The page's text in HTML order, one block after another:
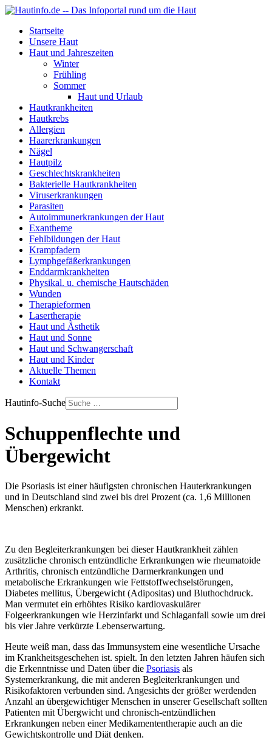
Startseite
Unsere Haut
Haut und Jahreszeiten
Winter
Frühling
Sommer
Haut und Urlaub
Hautkrankheiten
Hautkrebs
Allergien
Haarerkrankungen
Nägel
Hautpilz
Geschlechtskrankheiten
Bakterielle Hautkrankheiten
Viruserkrankungen
Parasiten
Autoimmunerkrankungen der Haut
Exantheme
Fehlbildungen der Haut
Krampfadern
Lymphgefäßerkrankungen
Enddarmkrankheiten
Physikal. u. chemische Hautschäden
Wunden
Therapieformen
Lasertherapie
Haut und Ästhetik
Haut und Sonne
Haut und Schwangerschaft
Haut und Kinder
Aktuelle Themen
Kontakt
Hautinfo-Suche
Schuppenflechte und
Übergewicht
Die Psoriasis ist einer häufigsten chronischen Hauterkrankungen
und in Deutschland sind zwei bis drei Prozent (ca. 1,6 Millionen
Menschen) erkrankt.
Zu den Begleiterkrankungen bei dieser Hautkrankheit zählen
zusätzliche chronisch entzündliche Erkrankungen wie rheumatoide
Arthritis, chronisch entzündliche Darmerkrankungen und
metabolische Erkrankungen wie Fettstoffwechselstörungen,
Diabetes mellitus, Übergewicht (Adipositas) und Bluthochdruck.
Man vermutet ein erhöhtes Risiko kardiovaskulärer
Folgeerkrankungen wie Herzinfarkt und Schlaganfall sowie um drei
bis vier Jahre verkürzte Lebenserwartung.
Heute weiß man, dass das Immunsystem eine wesentliche Ursache
im Krankheitsgeschehen ist. spielt. In den letzten Jahren häufen sich
die Erkenntnisse und Daten über die Psoriasis als
Systemerkrankung, die mit anderen Begleiterkrankungen und
Risikofaktoren verbunden sind. Angesichts der größer werdenden
Anzahl an übergewichtiger Menschen in unserer Gesellschaft sollten
Patienten mit Übergwicht und chronisch-entzündlichen
Erkrankungen neben einer Medikamententherapie auch an die
Gewichtskontrolle und Diät denken.